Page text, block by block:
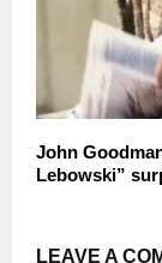
John
Lebowski”
LEAVE A